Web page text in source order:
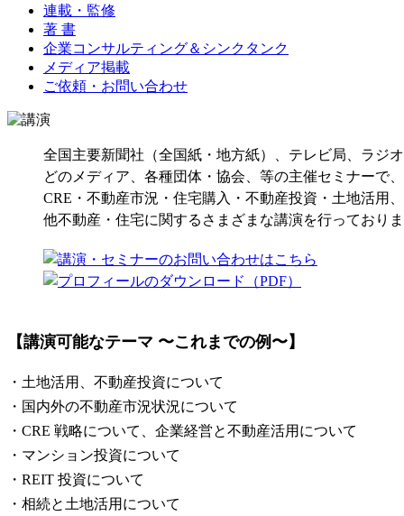
連載・監修
著 書
企業コンサルティング＆シンクタンク
メディア掲載
ご依頼・お問い合わせ
全国主要新聞社（全国紙・地方紙）、テレビ局、ラジ
どのメディア、各種団体・協会、等の主催セミナーで、
CRE・不動産市況・住宅購入・不動産投資・土地活用
他不動産・住宅に関するさまざまな講演を行っており
【講演可能なテーマ 〜これまでの例〜】
・土地活用、不動産投資について
・国内外の不動産市況状況について
・CRE 戦略について、企業経営と不動産活用について
・マンション投資について
・REIT 投資について
・相続と土地活用について